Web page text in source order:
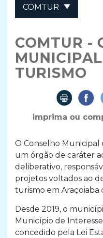
COMTUR
COMTUR -
TURISMO
imprima ou
O Conselho Municipal
um órgão de caráter
deliberativo,
projetos voltados ao
turismo em Araçoiaba
Desde 2019, o
Município de
concedido pela Lei